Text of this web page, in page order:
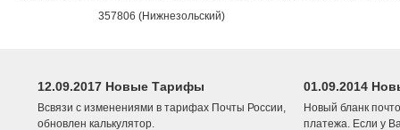
357806 (Нижнезольский)
12.09.2017 Новые Тарифы
Всвязи с изменениями в тарифах Почты России,
обновлен калькулятор.
01.09.2014
Новый бланк
платежа. Если у